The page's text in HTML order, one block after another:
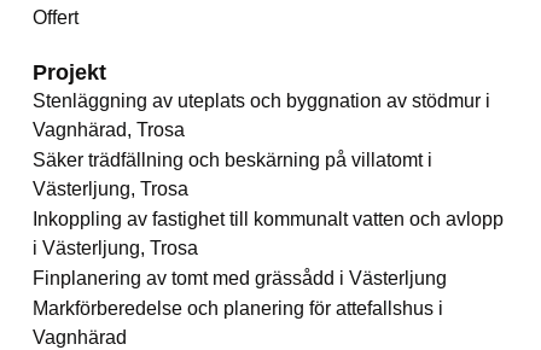
Offert
Projekt
Stenläggning av uteplats och byggnation av stödmur i
Vagnhärad, Trosa
Säker trädfällning och beskärning på villatomt i
Västerljung, Trosa
Inkoppling av fastighet till kommunalt vatten och avlopp
i Västerljung, Trosa
Finplanering av tomt med grässådd i Västerljung
Markförberedelse och planering för attefallshus i
Vagnhärad